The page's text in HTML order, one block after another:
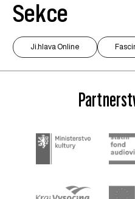
Sekce
Ji.hlava Online